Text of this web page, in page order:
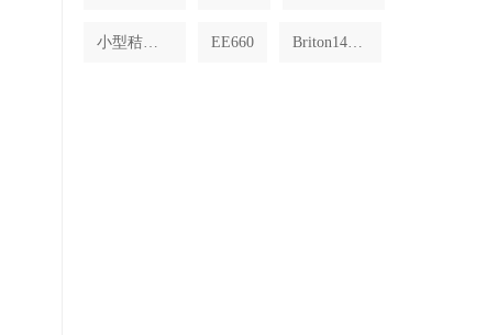
小型秸秆饲料加工机设备 EE660 Briton1413E/KE球型把手式外部门